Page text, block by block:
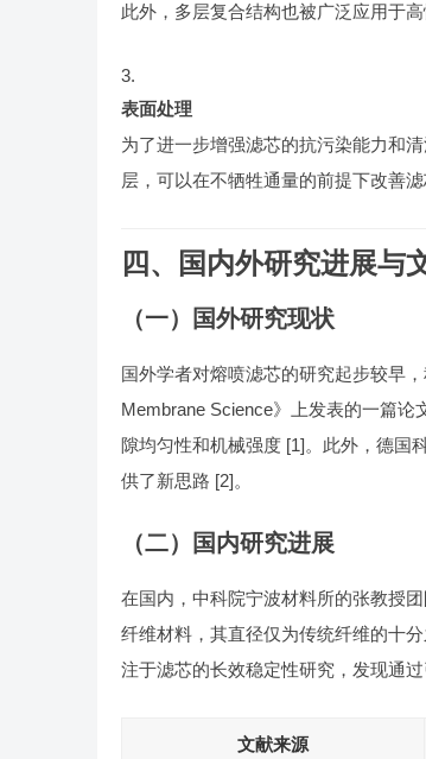
此外，多层复合结构也被广泛应用于
表面处理
为了进一步增强滤芯的抗污染能力和
层，可以在不牺牲通量的前提下改善滤
四、国内外研究进展与
（一）国外研究现状
国外学者对熔喷滤芯的研究起步较早
Membrane Science》上发表的一篇
隙均匀性和机械强度 [1]。此外，德国
供了新思路 [2]。
（二）国内研究进展
在国内，中科院宁波材料所的张教授
纤维材料，其直径仅为传统纤维的十
注于滤芯的长效稳定性研究，发现通
文献来源